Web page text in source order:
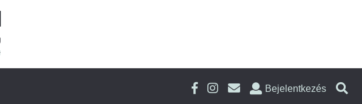
Bejelentkezés